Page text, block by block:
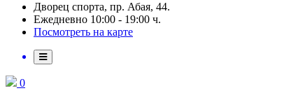
Дворец спорта, пр. Абая, 44.
Ежедневно 10:00 - 19:00 ч.
Посмотреть на карте
0